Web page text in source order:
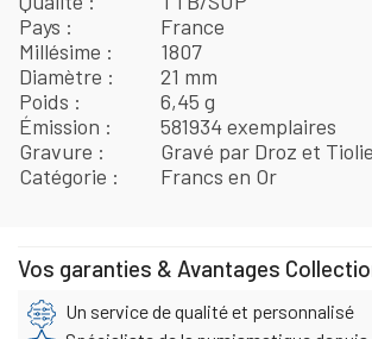
Pays
France
Millésime
1807
Diamètre
21 mm
Poids
6,45 g
Émission
581934 exemplaires
Gravure
Gravé par Droz et
Catégorie
Francs en Or
Vos garanties & Avantages
Un service de qualité et personnalisé